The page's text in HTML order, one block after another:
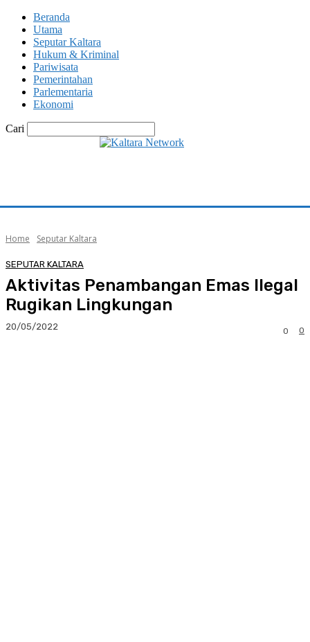
Beranda
Utama
Seputar Kaltara
Hukum & Kriminal
Pariwisata
Pemerintahan
Parlementaria
Ekonomi
Cari
Home Seputar Kaltara
SEPUTAR KALTARA
Aktivitas Penambangan Emas Ilegal
Rugikan Lingkungan
20/05/2022 0
0